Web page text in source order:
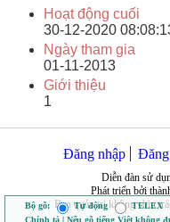
Hoạt động cuối
30-12-2020
Ngày tham gia
01-11-2013
Giới thiệu
1
Đăng nhập
Diễn đàn sử
Phát triển bởi
Ban quản trị không chịu
Bộ gõ: Tự động TELEX
Chính tả | Nếu gõ tiếng Việt không